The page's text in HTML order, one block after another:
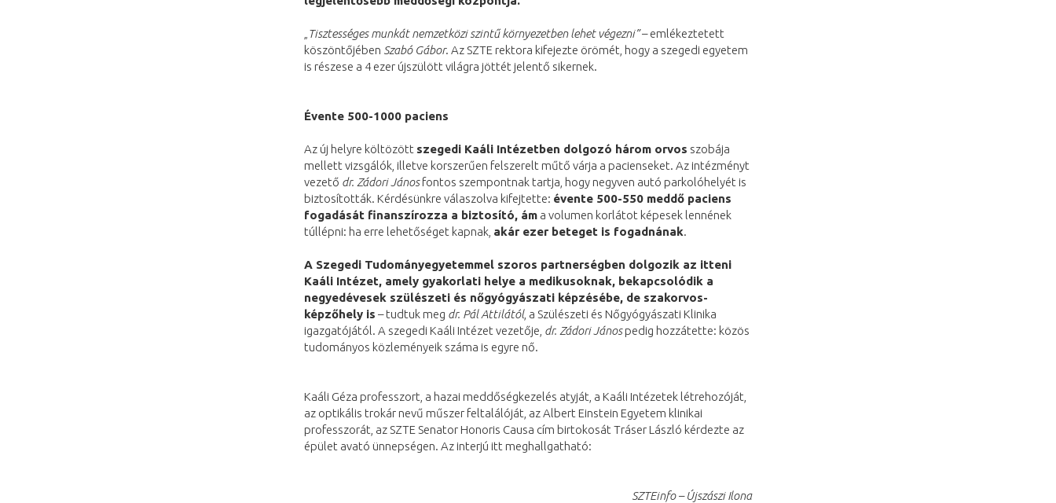
Tisztességes munkát nemzetközi szintű környezetben lehet végezni”– emlékeztetett
köszöntőjében Szabó Gábor. Az SZTE rektora kifejezte örömét, hogy a szegedi egyetem
is részese a 4 ezer újszülött világra jöttét jelentő sikernek.
Évente 500-1000 paciens
Az új helyre költözött szegedi Kaáli Intézetben dolgozó három orvos szobája
mellett vizsgálók, illetve korszerűen felszerelt műtő várja a pacienseket. Az intézményt
vezető dr. Zádori Jánosfontos szempontnak tartja, hogy negyven autó parkolóhelyét is
biztosították. Kérdésünkre válaszolva kifejtette: évente 500-550 meddő paciens
fogadását finanszírozza a biztosító, ám a volumen korlátot képesek lennének
túllépni: ha erre lehetőséget kapnak, akár ezer beteget is fogadnának.
A Szegedi Tudományegyetemmel szoros partnerségben dolgozik az itteni
Kaáli Intézet, amely gyakorlati helye a medikusoknak, bekapcsolódik a
negyedévesek szülészeti és nőgyógyászati képzésébe, de szakorvos-
képzőhely is – tudtuk meg dr. Pál Attilától, a Szülészeti és Nőgyógyászati Klinika
igazgatójától. A szegedi Kaáli Intézet vezetője, dr. Zádori Jánospedig hozzátette: közös
tudományos közleményeik száma is egyre nő.
Kaáli Géza professzort, a hazai meddőségkezelés atyját, a Kaáli Intézetek létrehozóját,
az optikális trokár nevű műszer feltalálóját, az Albert Einstein Egyetem klinikai
professzorát, az SZTE Senator Honoris Causa cím birtokosát Tráser László kérdezte az
épület avató ünnepségen. Az interjú itt meghallgatható:
SZTEinfo – Újszászi Ilona